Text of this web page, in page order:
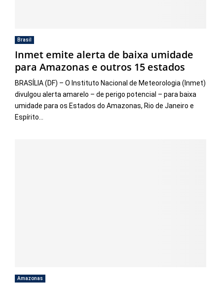
Brasil
Inmet emite alerta de baixa umidade
para Amazonas e outros 15 estados
BRASÍLIA (DF) – O Instituto Nacional de Meteorologia (Inmet)
divulgou alerta amarelo – de perigo potencial – para baixa
umidade para os Estados do Amazonas, Rio de Janeiro e
Espírito...
Amazonas